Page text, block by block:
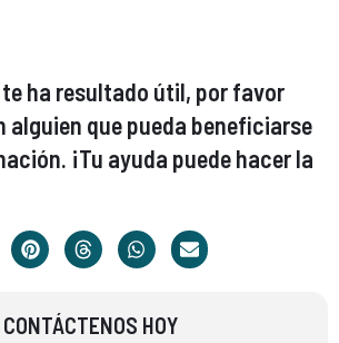
ha resultado útil, por favor
alguien que pueda beneficiarse
¡Tu ayuda puede hacer la
CONTÁCTENOS HOY